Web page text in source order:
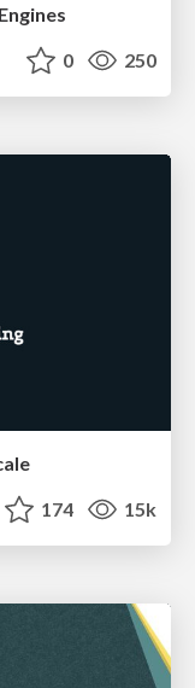
0 250
174 15k